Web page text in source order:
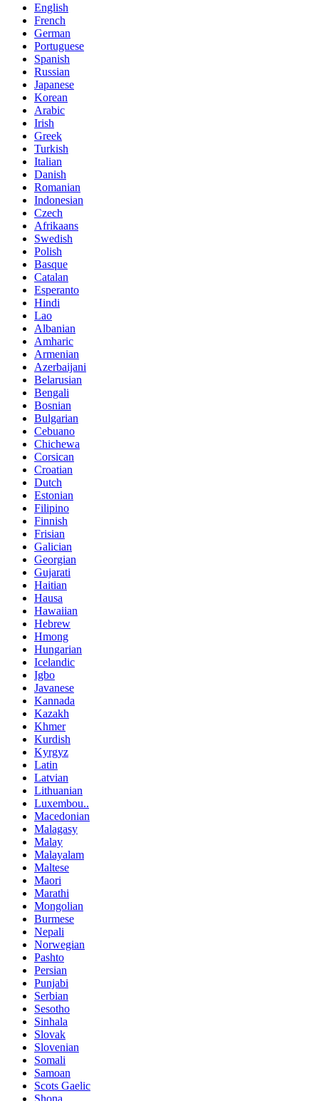
English
French
German
Portuguese
Spanish
Russian
Japanese
Korean
Arabic
Irish
Greek
Turkish
Italian
Danish
Romanian
Indonesian
Czech
Afrikaans
Swedish
Polish
Basque
Catalan
Esperanto
Hindi
Lao
Albanian
Amharic
Armenian
Azerbaijani
Belarusian
Bengali
Bosnian
Bulgarian
Cebuano
Chichewa
Corsican
Croatian
Dutch
Estonian
Filipino
Finnish
Frisian
Galician
Georgian
Gujarati
Haitian
Hausa
Hawaiian
Hebrew
Hmong
Hungarian
Icelandic
Igbo
Javanese
Kannada
Kazakh
Khmer
Kurdish
Kyrgyz
Latin
Latvian
Lithuanian
Luxembou..
Macedonian
Malagasy
Malay
Malayalam
Maltese
Maori
Marathi
Mongolian
Burmese
Nepali
Norwegian
Pashto
Persian
Punjabi
Serbian
Sesotho
Sinhala
Slovak
Slovenian
Somali
Samoan
Scots Gaelic
Shona